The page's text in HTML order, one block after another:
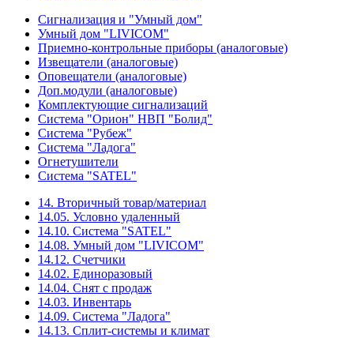
Сигнализация и "Умный дом"
Умный дом "LIVICOM"
Приемно-контрольные приборы (аналоговые)
Извещатели (аналоговые)
Оповещатели (аналоговые)
Доп.модули (аналоговые)
Комплектующие сигнализаций
Система "Орион" НВП "Болид"
Система "Рубеж"
Система "Ладога"
Огнетушители
Система "SATEL"
14. Вторичный товар/материал
14.05. Условно удаленный
14.10. Система "SATEL"
14.08. Умный дом "LIVICOM"
14.12. Счетчики
14.02. Единоразовый
14.04. Снят с продаж
14.03. Инвентарь
14.09. Система "Ладога"
14.13. Сплит-системы и климат